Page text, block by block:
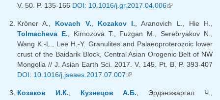
V. 50. P. 135-166 DOI: 10.1016/j.gr.2017.04.006(внешняя
Kröner A., Kovach V., Kozakov I., Aranovich L., Hie H.,
Tolmacheva E., Kirnozova T., Fuzgan M., Serebryakov N.,
Wang K.-L., Lee H.-Y. Granulites and Palaeoproterozoic lower
crust of the Baidarik Block, Central Asian Orogenic Belt of NW
Mongolia // J. Asian Earth Sci. 2017. V. 145. Pt. B. P. 393-407
DOI: 10.1016/j.jseaes.2017.07.007(внешняя ссылка)
Козаков И.К., Кузнецов А.Б., Эрдэнэжаргал Ч.,